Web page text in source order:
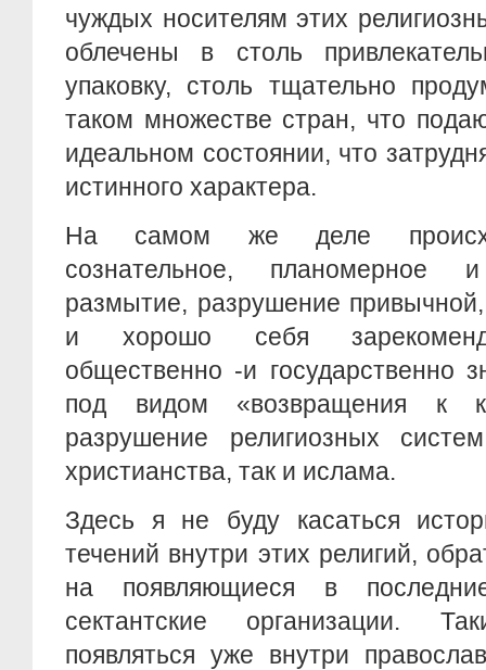
чуждых носителям этих
облечены в столь
упаковку, столь тщательно
таком множестве стран, что
идеальном состоянии, что
истинного характера.
На самом же деле
сознательное, планомерное и
размытие, разрушение
и хорошо себя
общественно -и государственно
под видом «возвращения к
разрушение религиозных
христианства, так и ислама.
Здесь я не буду касаться
течений внутри этих религий,
на появляющиеся в
сектантские организации.
появляться уже внутри